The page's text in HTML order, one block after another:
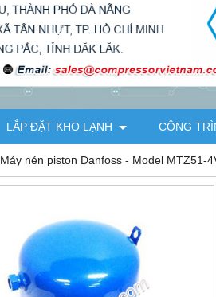
LẮP ĐẶT KHO LẠNH CÔNG
Máy nén piston Danfoss - Model MTZ51-